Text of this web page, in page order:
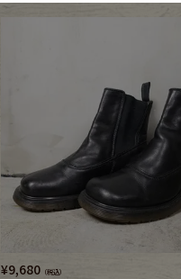
¥9,680 （税込）